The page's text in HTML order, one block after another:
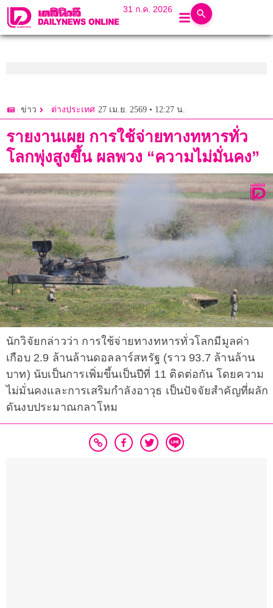
31 ก.ค. 2026
ข่าว ต่างประเทศ 27 เม.ย. 2569 • 12:27 น.
รายงานเผย การใช้จ่ายทางทหารทั่ว
โลกพุ่งสูงขึ้น ผลพวง “ความไม่มั่นคง”
นักวิจัยกล่าวว่า การใช้จ่ายทางทหารทั่วโลกมีมูลค่า
เกือบ 2.9 ล้านล้านดอลลาร์สหรัฐ (ราว 93.7 ล้านล้าน
บาท) นับเป็นการเพิ่มขึ้นเป็นปีที่ 11 ติดต่อกัน โดยความ
ไม่มั่นคงและการเสริมกำลังอาวุธ เป็นปัจจัยสำคัญที่ผลัก
ดันงบประมาณกลาโหม